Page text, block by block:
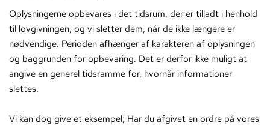
Oplysningerne opbevares i det tidsrum, der er tilladt i henhold
til lovgivningen, og vi sletter dem, når de ikke længere er
nødvendige. Perioden afhænger af karakteren af oplysningen
og baggrunden for opbevaring. Det er derfor ikke muligt at
angive en generel tidsramme for, hvornår informationer
slettes.
Vi kan dog give et eksempel; Har du afgivet en ordre på vores